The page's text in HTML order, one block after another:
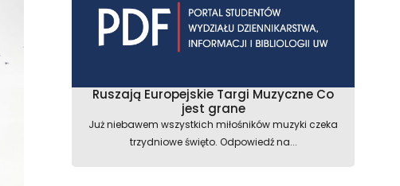
Ruszają Europejskie Targi Muzyczne Co
jest grane
Już niebawem wszystkich miłośników muzyki czeka
trzydniowe święto. Odpowiedź na...